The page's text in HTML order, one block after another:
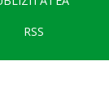
RSS